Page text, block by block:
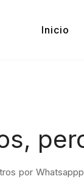
Inicio
por